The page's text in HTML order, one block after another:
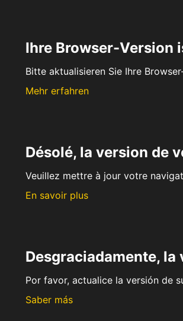
Ihre Browser-Version
Bitte aktualisieren Sie Ihre
Mehr erfahren
Désolé, la version de
Veuillez mettre à jour votre
En savoir plus
Desgraciadamente, la
Por favor, actualice la versión de
Saber más